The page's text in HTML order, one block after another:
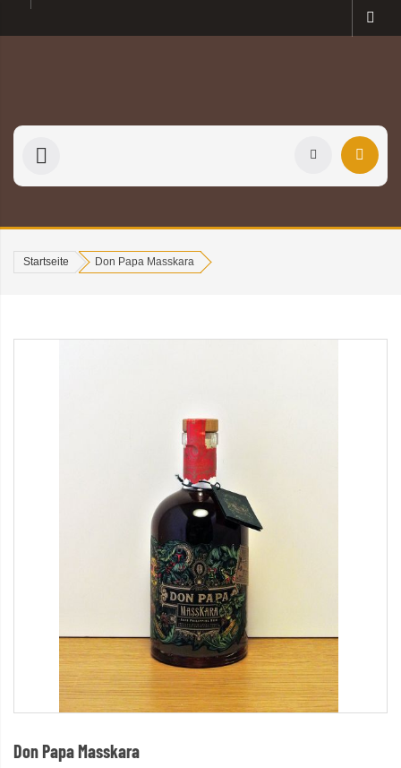
Startseite Don Papa Masskara
Don Papa Masskara